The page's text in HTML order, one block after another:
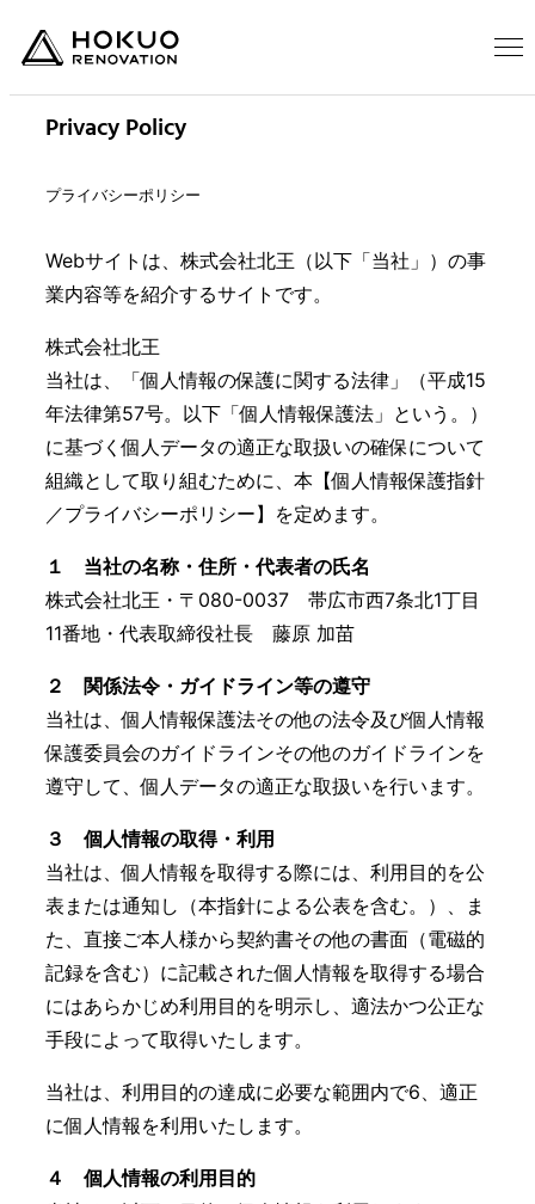
Privacy Policy
プライバシーポリシー
Webサイトは、株式会社北王（以下「当社」）の事
業内容等を紹介するサイトです。
株式会社北王
当社は、「個人情報の保護に関する法律」（平成15
年法律第57号。以下「個人情報保護法」という。）
に基づく個人データの適正な取扱いの確保について
組織として取り組むために、本【個人情報保護指針
／プライバシーポリシー】を定めます。
１ 当社の名称・住所・代表者の氏名
株式会社北王・〒080-0037 帯広市西7条北1丁目
11番地・代表取締役社長 藤原 加苗
２ 関係法令・ガイドライン等の遵守
当社は、個人情報保護法その他の法令及び個人情報
保護委員会のガイドラインその他のガイドラインを
遵守して、個人データの適正な取扱いを行います。
３ 個人情報の取得・利用
当社は、個人情報を取得する際には、利用目的を公
表または通知し（本指針による公表を含む。）、ま
た、直接ご本人様から契約書その他の書面（電磁的
記録を含む）に記載された個人情報を取得する場合
にはあらかじめ利用目的を明示し、適法かつ公正な
手段によって取得いたします。
当社は、利用目的の達成に必要な範囲内で6、適正
に個人情報を利用いたします。
４ 個人情報の利用目的